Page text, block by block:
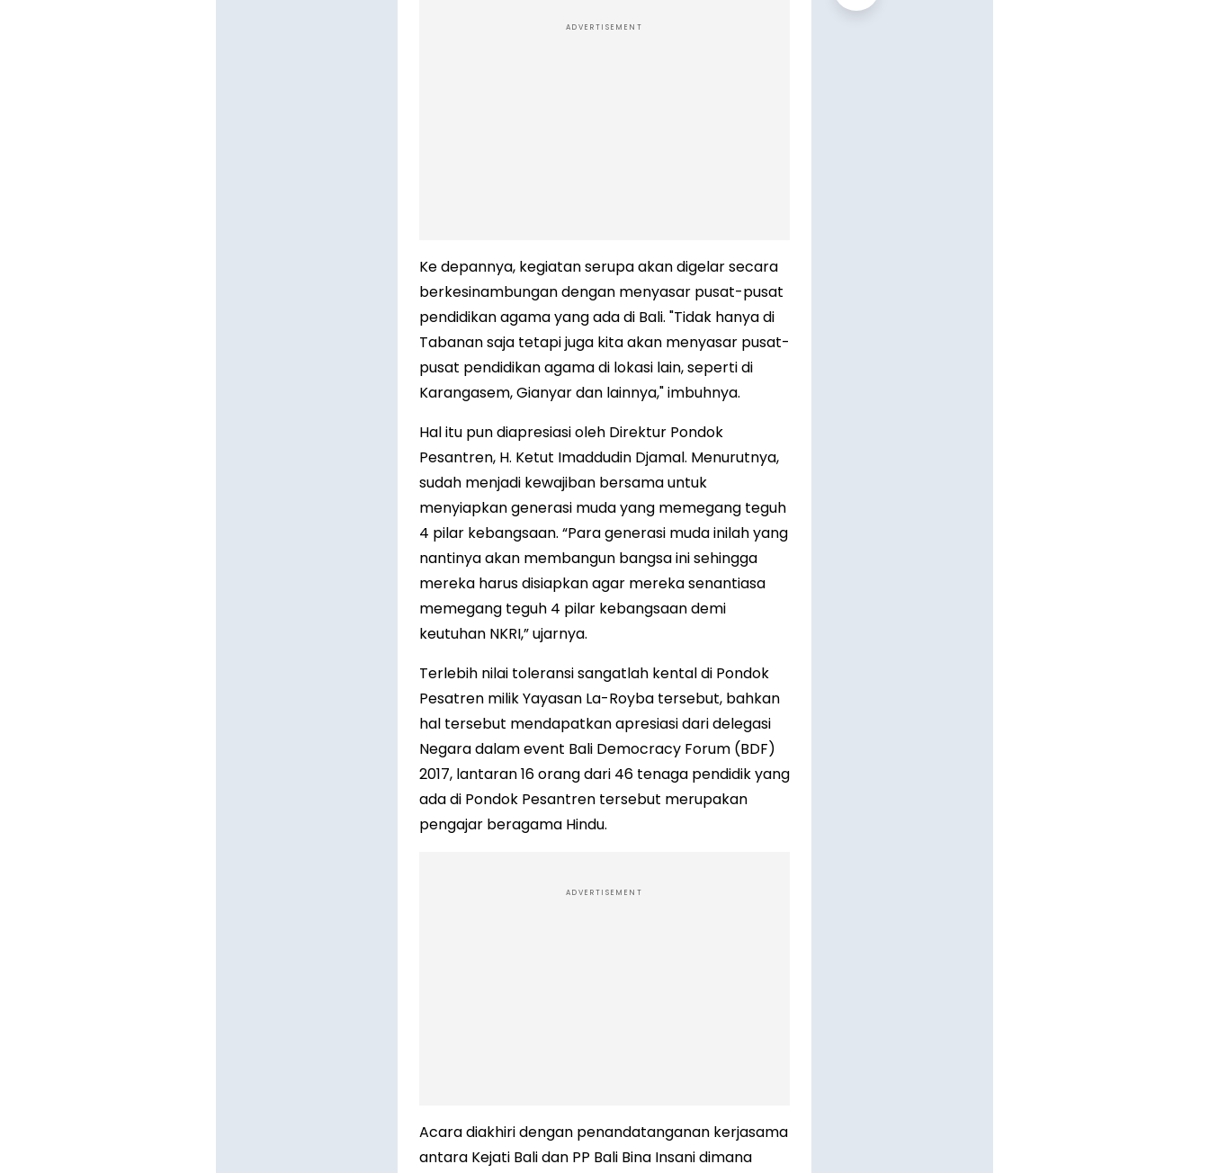
ADVERTISEMENT
Ke depannya, kegiatan serupa akan digelar secara
berkesinambungan dengan menyasar pusat-pusat
pendidikan agama yang ada di Bali. "Tidak hanya di
Tabanan saja tetapi juga kita akan menyasar pusat-
pusat pendidikan agama di lokasi lain, seperti di
Karangasem, Gianyar dan lainnya," imbuhnya.
Hal itu pun diapresiasi oleh Direktur Pondok
Pesantren, H. Ketut Imaddudin Djamal. Menurutnya,
sudah menjadi kewajiban bersama untuk
menyiapkan generasi muda yang memegang teguh
4 pilar kebangsaan. “Para generasi muda inilah yang
nantinya akan membangun bangsa ini sehingga
mereka harus disiapkan agar mereka senantiasa
memegang teguh 4 pilar kebangsaan demi
keutuhan NKRI,” ujarnya.
Terlebih nilai toleransi sangatlah kental di Pondok
Pesatren milik Yayasan La-Royba tersebut, bahkan
hal tersebut mendapatkan apresiasi dari delegasi
Negara dalam event Bali Democracy Forum (BDF)
2017, lantaran 16 orang dari 46 tenaga pendidik yang
ada di Pondok Pesantren tersebut merupakan
pengajar beragama Hindu.
ADVERTISEMENT
Acara diakhiri dengan penandatanganan kerjasama
antara Kejati Bali dan PP Bali Bina Insani dimana